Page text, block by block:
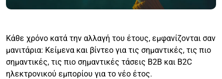
Κάθε χρόνο κατά την αλλαγή του έτους, εμφανίζονται σαν
μανιτάρια: Κείμενα και βίντεο για τις σημαντικές, τις πιο
σημαντικές, τις πιο σημαντικές τάσεις B2B και B2C
ηλεκτρονικού εμπορίου για το νέο έτος.